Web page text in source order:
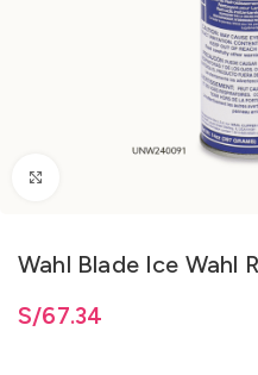
Wahl Blade Ice Wahl
S/67.34